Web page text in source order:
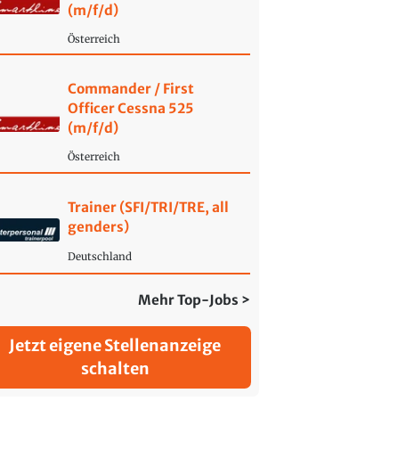
(m/f/d)
Österreich
Commander / First
Officer Cessna 525
(m/f/d)
Österreich
Trainer (SFI/TRI/TRE, all
genders)
Deutschland
Mehr Top-Jobs >
Jetzt eigene Stellenanzeige
schalten